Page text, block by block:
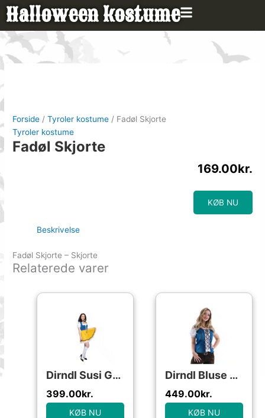
Gå
indholdet
Halloween kostume
Forside /Tyroler kostume / Fadøl Skjorte
Tyroler kostume
Fadøl Skjorte
169.00kr.
KØB NU
Beskrivelse
Fadøl Skjorte – Skjorte
Relaterede varer
Dirndl Susi Gul/Blå
399.00kr.
KØB NU
Dirndl Bluse Denim Blå
449.00kr.
KØB NU